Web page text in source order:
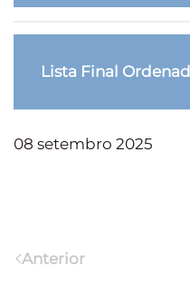
Lista Final
08 setembro 2025
Anterior